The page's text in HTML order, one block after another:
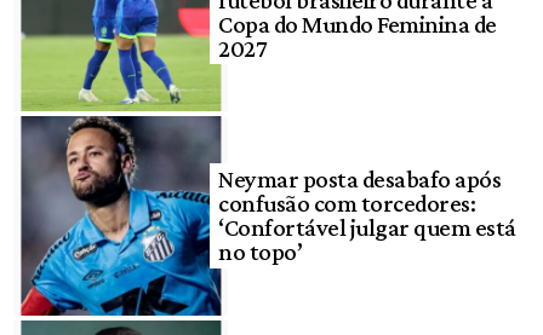
Copa do Mundo Feminina de
2027
Neymar posta desabafo após
confusão com torcedores:
‘Confortável julgar quem está
no topo’